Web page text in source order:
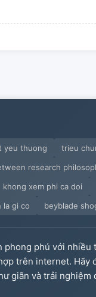
yeu thuong
trieu
research
khong xem phi ca doi
la gi co beyblade
phú với nhiều
trên internet. Hãy
giãn và trải